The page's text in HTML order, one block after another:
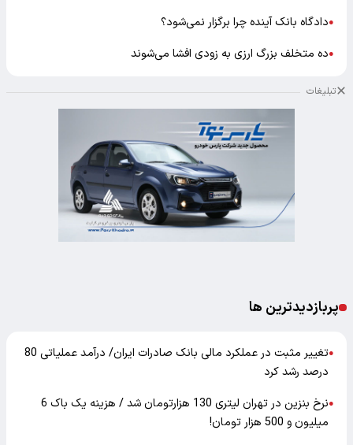
●دادگاه بانک آینده چرا برگزار نمی‌شود؟
●ده متخلف بزرگ ارزی به زودی افشا می‌شوند
تبلیغات
پربازدیدترین ها
●
تغییر مثبت در عملکرد مالی بانک صادرات ایران/ درآمد عملیاتی 80
درصد رشد کرد
●
نرخ بنزین در تهران لیتری 130 هزارتومان شد / هزینه یک باک 6
میلیون و 500 هزار تومان!